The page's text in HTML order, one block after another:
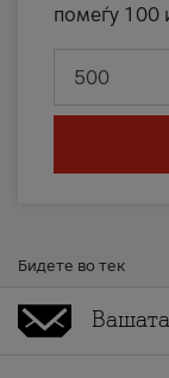
помеѓу 100
Бидете во тек